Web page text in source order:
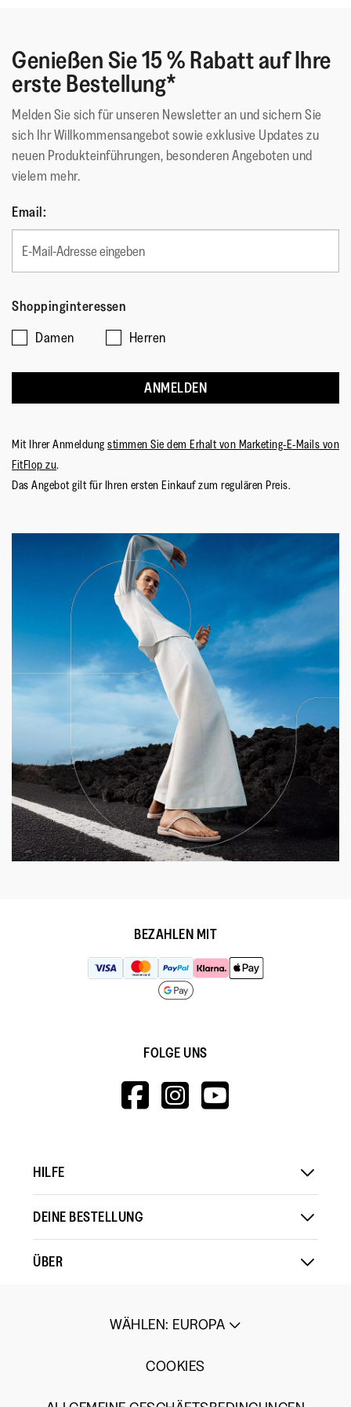
Genießen Sie 15 % Rabatt auf Ihre
erste Bestellung*
Melden Sie sich für unseren Newsletter an und sichern Sie
sich Ihr Willkommensangebot sowie exklusive Updates zu
neuen Produkteinführungen, besonderen Angeboten und
vielem mehr.
Email:
Shoppinginteressen
Damen
Herren
ANMELDEN
Mit Ihrer Anmeldung stimmen Sie dem Erhalt von Marketing-E-Mails von
FitFlop zu.
Das Angebot gilt für Ihren ersten Einkauf zum regulären Preis.
BEZAHLEN MIT
FOLGE UNS
HTTPS://
HTTPS://
HILFE
DEINE BESTELLUNG
ÜBER
WÄHLEN: EUROPA
COOKIES